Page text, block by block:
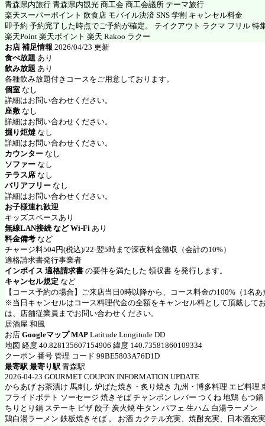
青森県内旅行 青森県内観光 商工会 商工会議所 テーマ旅行
楽天スーパーポイント 飲食店 モバイル決済 SNS 学割 キャンセル料金
即予約 予約完了した時点でご予約が確定。 テイクアウト ラクマ フリル 特
楽天Point 楽天ポイント 楽天 Rakoo ラクー
お店 補足情報 2026/04/23 更新
食べ放題 あり
飲み放題 あり
各種飲み放題付きコースをご用意しております。
個室 なし
詳細はお問い合わせください。
座敷 なし
詳細はお問い合わせください。
掘り炬燵 なし
詳細はお問い合わせください。
カウンター なし
ソファー なし
テラス席 なし
バリアフリー なし
詳細はお問い合わせください。
お子様連れ歓迎
キッズスペースあり
無線LAN接続 など Wi-Fi あり
料金備考 など
チャージ料504円(税込)/22-翌5時まで深夜料金徴収（会計の10%）
適格請求書発行事業者
インボイス 適格請求書 の要件を満たした 領収書 を発行します。
キャンセル規定 など
【コース予約の場合】ご来店当日0時以降から、コース料金の100%（1名
※当日キャンセルはコース料理代金の全額をキャンセル料として頂戴して
は、店舗従業員までお問い合わせください。
居酒屋 和風
お店 Googleマップ MAP Latitude Longitude DD
地図 経度 40.828135607154906 緯度 140.73581860109334
クーポン 番号 管理 コード 99BE5803A76D1D
最寄駅 最寄り駅 青森駅
2026-04-23 GOURMET COUPON INFORMATION UPDATE
からあげ お茶漬け 馬刺し 炉ばた焼き・炙り焼き 九州・博多料理 エビ料理
フライドポテト ソーセージ 焼きそば チャンポン レバー つくね 地鶏 もつ鍋
ちりとり鍋 ステーキ ピザ 餃子 炭火焼 牛タン パフェ 生ハム 白湯ラーメン
鶏白湯ラーメン 鉄板焼きそば 。 お酒 カクテル充実、焼酎充実、日本酒充